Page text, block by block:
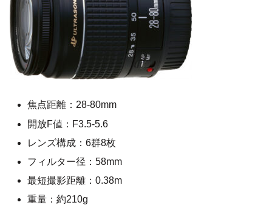
焦点距離：28-80mm
開放F値：F3.5-5.6
レンズ構成：6群8枚
フィルター径：58mm
最短撮影距離：0.38m
重量：約210g